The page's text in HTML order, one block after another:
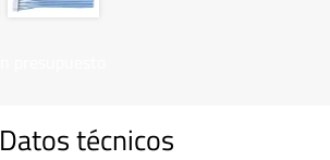
Datos técnicos